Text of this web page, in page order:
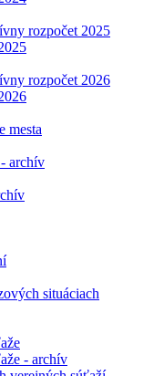
rozpočet 2025
rozpočet 2026
mesta
archív
situáciach
- archív